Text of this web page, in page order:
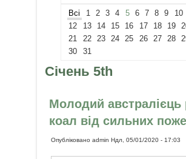
Всі
1 2 3 4 5 6 7 8 9 10
12
13 14 15 16 17 18 19
21
22 23 24 25 26 27 28
30
31
Січень 5th
Молодий австралієць
коал від сильних
Опублікованоadmin Ндл, 05/01/2020 - 17:03